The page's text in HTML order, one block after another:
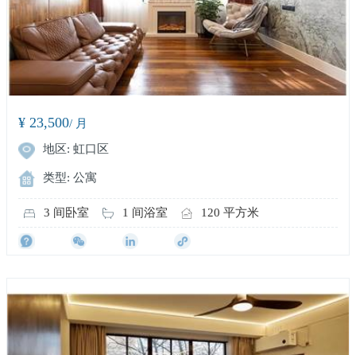
¥ 23,500/ 月
地区: 虹口区
类型: 公寓
3 间卧室 1 间浴室 120 平方米